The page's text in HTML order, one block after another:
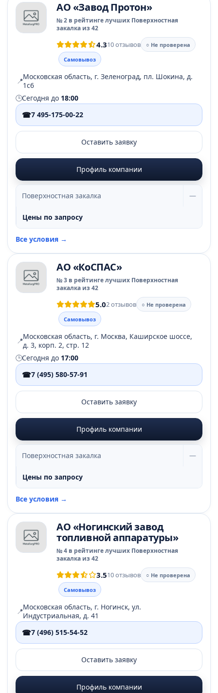
АО «Завод Протон»
№ 2 в рейтинге лучших Поверхностная
закалка из 42
4.310 отзывов
○ Не проверена
Самовывоз
📍Московская область, г. Зеленоград, пл. Шокина, д.
1с6
🕒Сегодня до 18:00
☎7 495-175-00-22
Оставить заявку
Профиль компании
Поверхностная закалка —
Цены по запросу
Все условия →
АО «КоСПАС»
№ 3 в рейтинге лучших Поверхностная
закалка из 42
5.02 отзывов
○ Не проверена
Самовывоз
📍Московская область, г. Москва, Каширское шоссе,
д. 3, корп. 2, стр. 12
🕒Сегодня до 17:00
☎7 (495) 580-57-91
Оставить заявку
Профиль компании
Поверхностная закалка —
Цены по запросу
Все условия →
АО «Ногинский завод
топливной аппаратуры»
№ 4 в рейтинге лучших Поверхностная
закалка из 42
3.510 отзывов
○ Не проверена
Самовывоз
📍Московская область, г. Ногинск, ул.
Индустриальная, д. 41
☎7 (496) 515-54-52
Оставить заявку
Профиль компании